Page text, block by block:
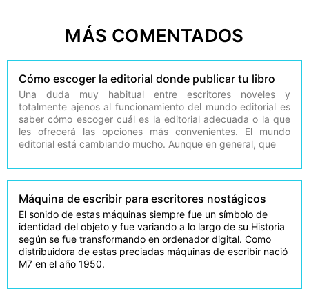
MÁS COMENTADOS
Cómo escoger la editorial donde publicar tu libro
Una duda muy habitual entre escritores noveles y
totalmente ajenos al funcionamiento del mundo editorial es
saber cómo escoger cuál es la editorial adecuada o la que
les ofrecerá las opciones más convenientes. El mundo
editorial está cambiando mucho. Aunque en general, que
Máquina de escribir para escritores nostágicos
El sonido de estas máquinas siempre fue un símbolo de
identidad del objeto y fue variando a lo largo de su Historia
según se fue transformando en ordenador digital. Como
distribuidora de estas preciadas máquinas de escribir nació
M7 en el año 1950.